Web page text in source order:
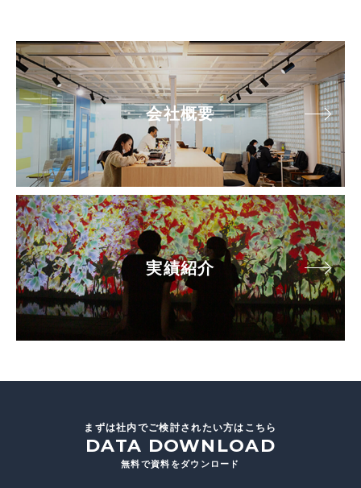
会社概要
実績紹介
まずは社内でご検討されたい方はこちら
DATA DOWNLOAD
無料で資料をダウンロード